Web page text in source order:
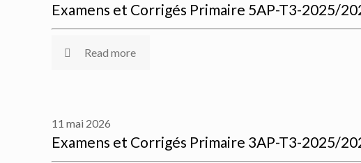
Examens et Corrigés Primaire 5AP-T3-2025/
Read more
11 mai 2026
Examens et Corrigés Primaire 3AP-T3-2025/